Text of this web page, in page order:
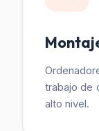
trabajo de
alto nivel.